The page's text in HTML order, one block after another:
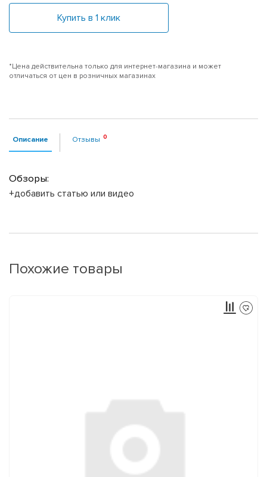
Купить в 1 клик
*Цена действительна только для интернет-магазина и может
отличаться от цен в розничных магазинах
Описание Отзывы
Обзоры:
+добавить статью или видео
Похожие товары